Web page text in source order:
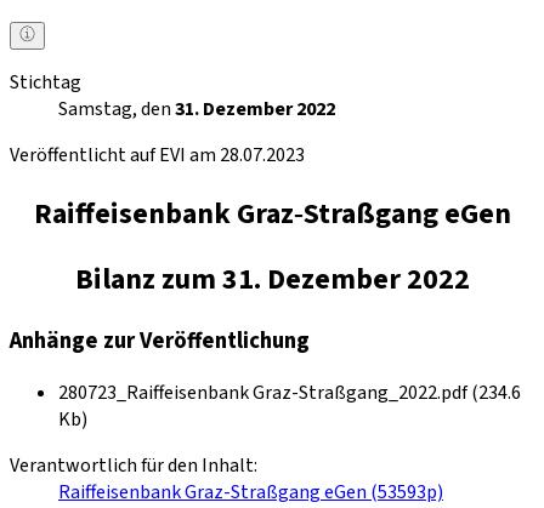
Stichtag
Samstag, den31. Dezember 2022
Veröffentlicht auf EVI am 28.07.2023
Raiffeisenbank Graz‐Straßgang eGen
Bilanz zum 31. Dezember 2022
Anhänge zur Veröffentlichung
280723_Raiffeisenbank Graz-Straßgang_2022.pdf (234.6
Kb)
Verantwortlich für den Inhalt:
Raiffeisenbank Graz-Straßgang eGen (53593p)